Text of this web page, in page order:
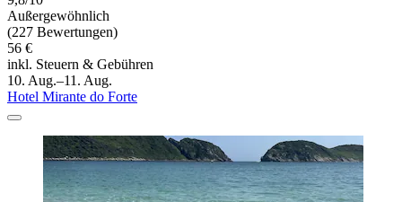
Außergewöhnlich
(227 Bewertungen)
56 €
inkl. Steuern & Gebühren
10. Aug.–11. Aug.
Hotel Mirante do Forte